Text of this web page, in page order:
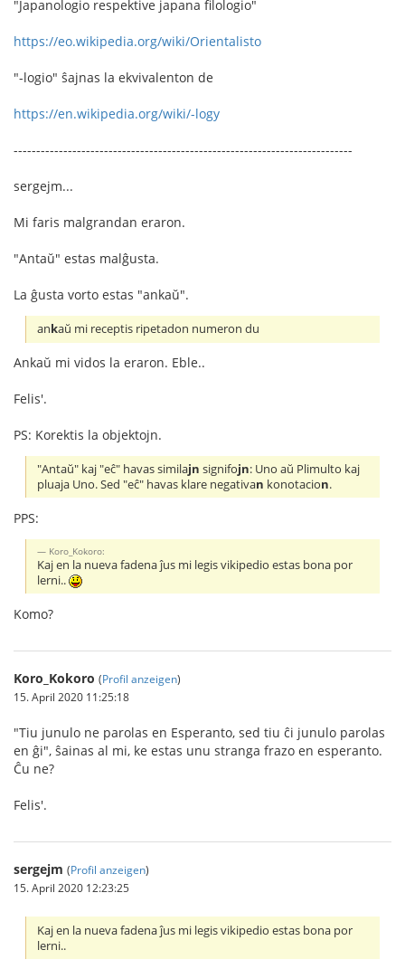
"Japanologio respektive japana filologio"
https://eo.wikipedia.org/wiki/Orientalisto
"-logio" ŝajnas la ekvivalenton de
https://en.wikipedia.org/wiki/-logy
---------------------------------------------------------------------------
sergejm...
Mi faris malgrandan eraron.
"Antaŭ" estas malĝusta.
La ĝusta vorto estas "ankaŭ".
ankaŭ mi receptis ripetadon numeron du
Ankaŭ mi vidos la eraron. Eble..
Felis'.
PS: Korektis la objektojn.
"Antaŭ" kaj "eĉ" havas similajn signifojn: Uno aŭ Plimulto kaj
pluaja Uno. Sed "eĉ" havas klare negativan konotacion.
PPS:
Koro_Kokoro:
Kaj en la nueva fadena ĵus mi legis vikipedio estas bona por
lerni..
Komo?
Koro_Kokoro (Profil anzeigen)
15. April 2020 11:25:18
"Tiu junulo ne parolas en Esperanto, sed tiu ĉi junulo parolas
en ĝi", ŝainas al mi, ke estas unu stranga frazo en esperanto.
Ĉu ne?
Felis'.
sergejm (Profil anzeigen)
15. April 2020 12:23:25
Kaj en la nueva fadena ĵus mi legis vikipedio estas bona por
lerni..